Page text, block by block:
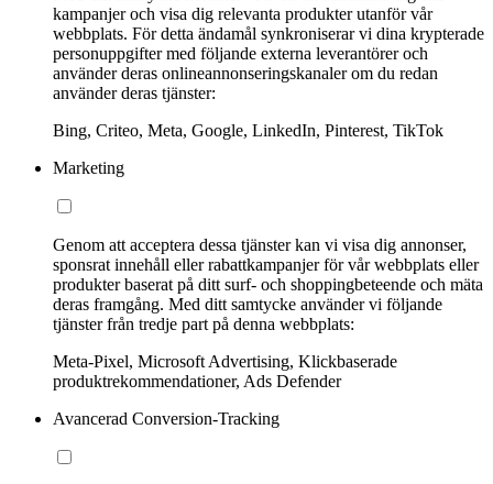
kampanjer och visa dig relevanta produkter utanför vår
webbplats. För detta ändamål synkroniserar vi dina krypterade
personuppgifter med följande externa leverantörer och
använder deras onlineannonseringskanaler om du redan
använder deras tjänster:
Bing, Criteo, Meta, Google, LinkedIn, Pinterest, TikTok
Marketing
Genom att acceptera dessa tjänster kan vi visa dig annonser,
sponsrat innehåll eller rabattkampanjer för vår webbplats eller
produkter baserat på ditt surf- och shoppingbeteende och mäta
deras framgång. Med ditt samtycke använder vi följande
tjänster från tredje part på denna webbplats:
Meta-Pixel, Microsoft Advertising, Klickbaserade
produktrekommendationer, Ads Defender
Avancerad Conversion-Tracking